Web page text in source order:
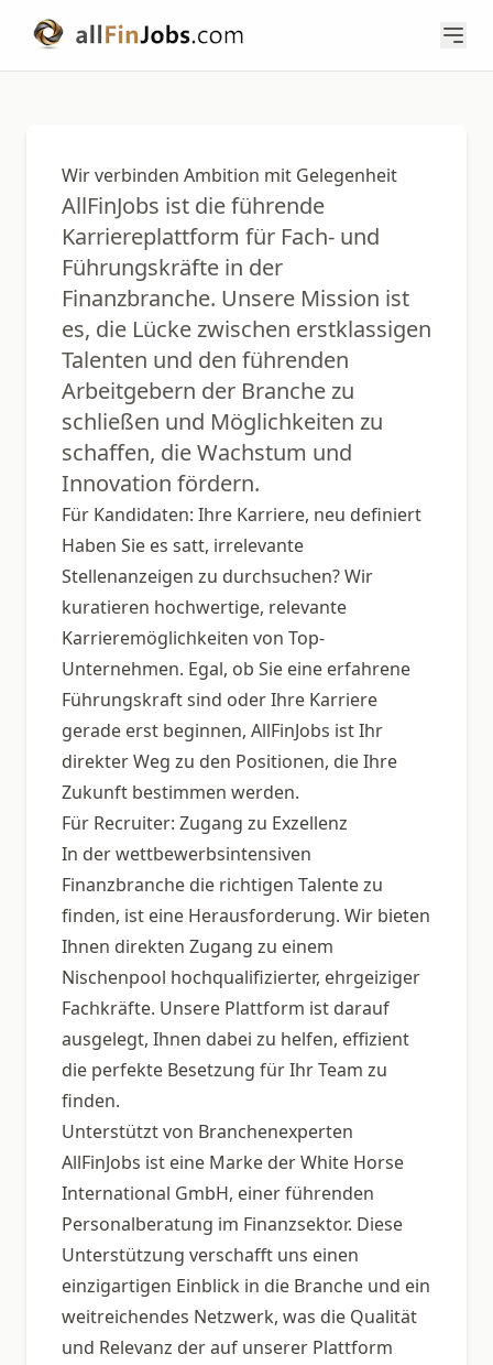
Wir verbinden Ambition mit Gelegenheit
AllFinJobs ist die führende
Karriereplattform für Fach- und
Führungskräfte in der
Finanzbranche. Unsere Mission ist
es, die Lücke zwischen erstklassigen
Talenten und den führenden
Arbeitgebern der Branche zu
schließen und Möglichkeiten zu
schaffen, die Wachstum und
Innovation fördern.
Für Kandidaten: Ihre Karriere, neu definiert
Haben Sie es satt, irrelevante
Stellenanzeigen zu durchsuchen? Wir
kuratieren hochwertige, relevante
Karrieremöglichkeiten von Top-
Unternehmen. Egal, ob Sie eine erfahrene
Führungskraft sind oder Ihre Karriere
gerade erst beginnen, AllFinJobs ist Ihr
direkter Weg zu den Positionen, die Ihre
Zukunft bestimmen werden.
Für Recruiter: Zugang zu Exzellenz
In der wettbewerbsintensiven
Finanzbranche die richtigen Talente zu
finden, ist eine Herausforderung. Wir bieten
Ihnen direkten Zugang zu einem
Nischenpool hochqualifizierter, ehrgeiziger
Fachkräfte. Unsere Plattform ist darauf
ausgelegt, Ihnen dabei zu helfen, effizient
die perfekte Besetzung für Ihr Team zu
finden.
Unterstützt von Branchenexperten
AllFinJobs ist eine Marke der White Horse
International GmbH, einer führenden
Personalberatung im Finanzsektor. Diese
Unterstützung verschafft uns einen
einzigartigen Einblick in die Branche und ein
weitreichendes Netzwerk, was die Qualität
und Relevanz der auf unserer Plattform